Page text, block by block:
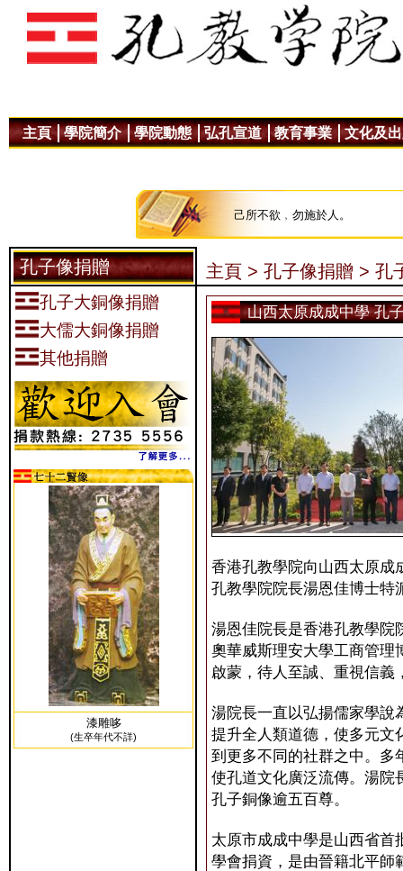
主頁 學院簡介 學院動態 弘孔宣道 教育事業 文化及
己所不欲﹐勿施於人。
孔子像捐贈
孔子大銅像捐贈
大儒大銅像捐贈
其他捐贈
漆雕哆
(生卒年代不詳)
主頁 > 孔子像捐贈 > 孔
山西太原成成中學 孔
香港孔教學院向山西太原成
孔教學院院長湯恩佳博士
湯恩佳院長是香港孔教學院
奧華威斯理安大學工商管理
啟蒙，待人至誠、重視信義
湯院長一直以弘揚儒家學說
提升全人類道德，使多元文
到更多不同的社群之中。多
使孔道文化廣泛流傳。湯院
孔子銅像逾五百尊。
太原市成成中學是山西省首
學會捐資，是由晉籍北平師